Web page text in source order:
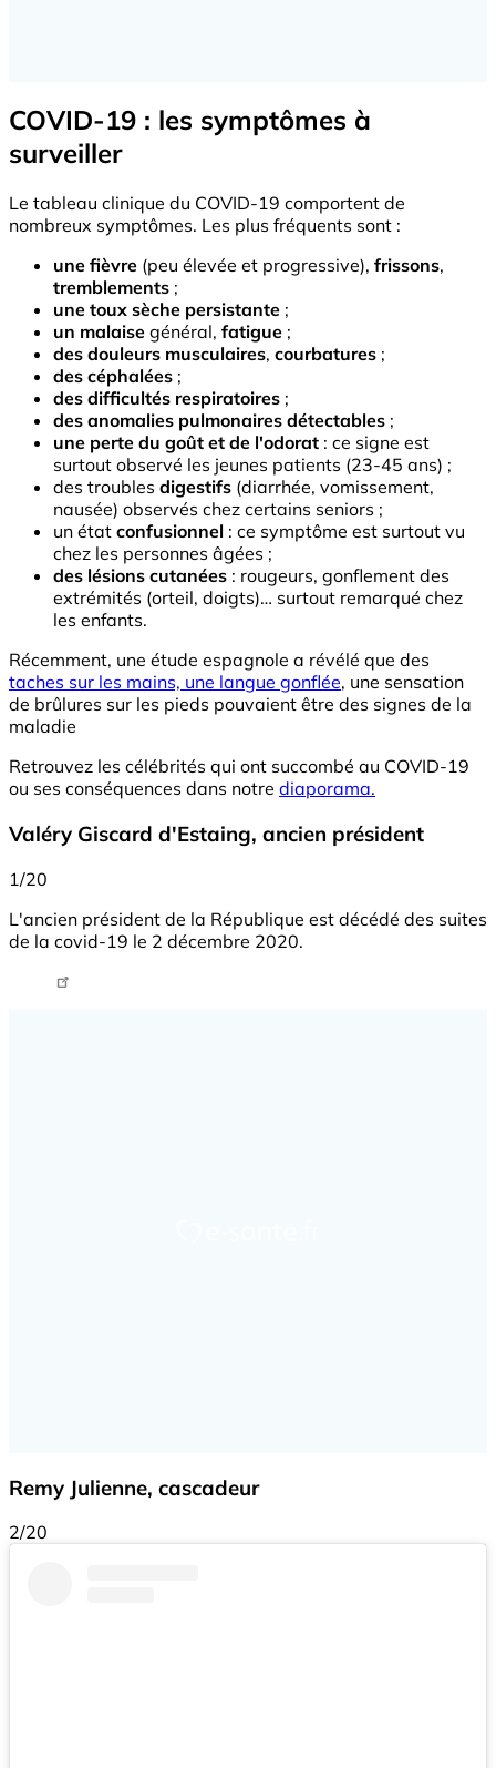
COVID-19 : les symptômes à
surveiller
Le tableau clinique du COVID-19 comportent de
nombreux symptômes. Les plus fréquents sont :
une fièvre (peu élevée et progressive), frissons,
tremblements ;
une toux sèche persistante ;
un malaise général, fatigue ;
des douleurs musculaires, courbatures ;
des céphalées ;
des difficultés respiratoires ;
des anomalies pulmonaires détectables ;
une perte du goût et de l'odorat : ce signe est
surtout observé les jeunes patients (23-45 ans) ;
des troubles digestifs (diarrhée, vomissement,
nausée) observés chez certains seniors ;
un état confusionnel : ce symptôme est surtout vu
chez les personnes âgées ;
des lésions cutanées : rougeurs, gonflement des
extrémités (orteil, doigts)… surtout remarqué chez
les enfants.
Récemment, une étude espagnole a révélé que des
taches sur les mains, une langue gonflée, une sensation
de brûlures sur les pieds pouvaient être des signes de la
maladie
Retrouvez les célébrités qui ont succombé au COVID-19
ou ses conséquences dans notre diaporama.
Valéry Giscard d'Estaing, ancien président
1/20
L'ancien président de la République est décédé des suites
de la covid-19 le 2 décembre 2020.
Tweet URL
Remy Julienne, cascadeur
2/20